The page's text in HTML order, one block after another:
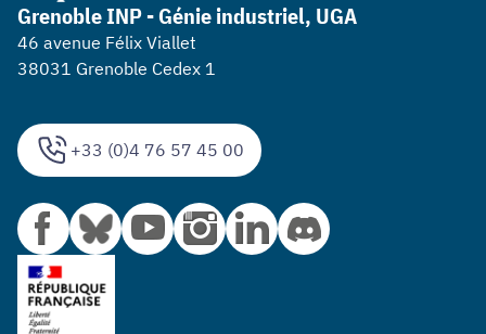
+33 (0)4 76 57 45 00
Grenoble INP - Génie industriel, UGA
46 avenue Félix Viallet
38031 Grenoble Cedex 1